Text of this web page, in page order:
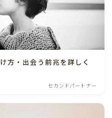
方・出会う前兆を詳しく
セカンドパートナー